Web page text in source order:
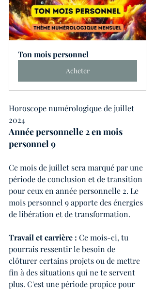
Ton mois personnel
Acheter
Horoscope numérologique de juillet
2024
Année personnelle 2 en mois
personnel 9
Ce mois de juillet sera marqué par une
période de conclusion et de transition
pour ceux en année personnelle 2. Le
mois personnel 9 apporte des énergies
de libération et de transformation.
Travail et carrière : Ce mois-ci, tu
pourrais ressentir le besoin de
clôturer certains projets ou de mettre
fin à des situations qui ne te servent
plus. C'est une période propice pour